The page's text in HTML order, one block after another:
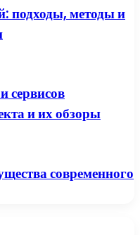
подходы, методы и
сервисов
и их обзоры
современного